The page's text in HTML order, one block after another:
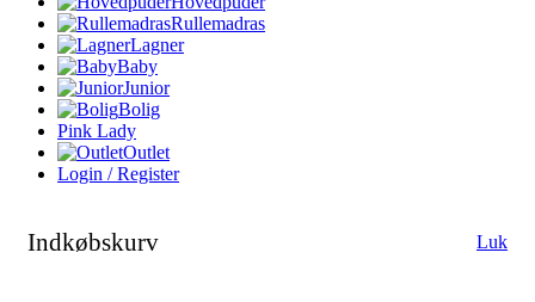
Rullemadras
Lagner
Baby
Junior
Bolig
Pink Lady
Outlet
Login / Register
Indkøbskurv Luk